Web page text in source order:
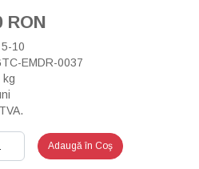
RON
10
EMDR-0037
kg
Adaugă în Coş